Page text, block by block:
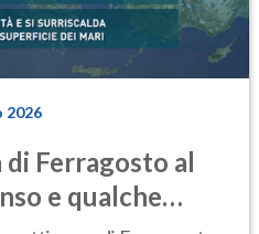
2026
Ferragosto al
e qualche